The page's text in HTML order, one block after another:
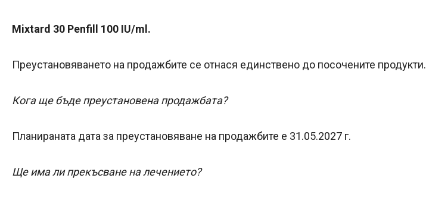
Mixtard 30 Penfill 100 IU/ml.
Преустановяването на продажбите се отнася единствено до посочените продукти.
Кога ще бъде преустановена продажбата?
Планираната дата за преустановяване на продажбите е 31.05.2027 г.
Ще има ли прекъсване на лечението?